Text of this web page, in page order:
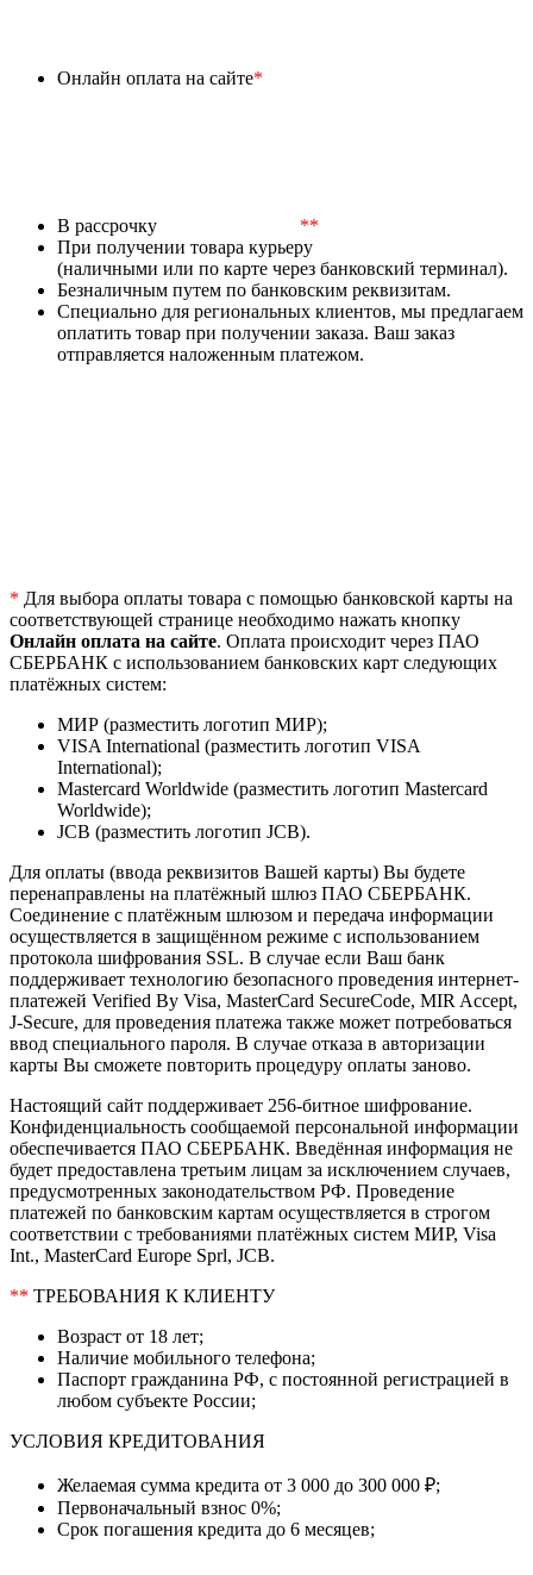
Онлайн оплата на сайте*
В рассрочку
**
При получении товара курьеру
(наличными или по карте через банковский терминал).
Безналичным путем по банковским реквизитам.
Специально для региональных клиентов, мы предлагаем
оплатить товар при получении заказа. Ваш заказ
отправляется наложенным платежом.
* Для выбора оплаты товара с помощью банковской карты на
соответствующей странице необходимо нажать кнопку
Онлайн оплата на сайте. Оплата происходит через ПАО
СБЕРБАНК с использованием банковских карт следующих
платёжных систем:
МИР (разместить логотип МИР);
VISA International (разместить логотип VISA
International);
Mastercard Worldwide (разместить логотип Mastercard
Worldwide);
JCB (разместить логотип JCB).
Для оплаты (ввода реквизитов Вашей карты) Вы будете
перенаправлены на платёжный шлюз ПАО СБЕРБАНК.
Соединение с платёжным шлюзом и передача информации
осуществляется в защищённом режиме с использованием
протокола шифрования SSL. В случае если Ваш банк
поддерживает технологию безопасного проведения интернет-
платежей Verified By Visa, MasterCard SecureCode, MIR Accept,
J-Secure, для проведения платежа также может потребоваться
ввод специального пароля. В случае отказа в авторизации
карты Вы сможете повторить процедуру оплаты заново.
Настоящий сайт поддерживает 256-битное шифрование.
Конфиденциальность сообщаемой персональной информации
обеспечивается ПАО СБЕРБАНК. Введённая информация не
будет предоставлена третьим лицам за исключением случаев,
предусмотренных законодательством РФ. Проведение
платежей по банковским картам осуществляется в строгом
соответствии с требованиями платёжных систем МИР, Visa
Int., MasterCard Europe Sprl, JCB.
** ТРЕБОВАНИЯ К КЛИЕНТУ
Возраст от 18 лет;
Наличие мобильного телефона;
Паспорт гражданина РФ, с постоянной регистрацией в
любом субъекте России;
УСЛОВИЯ КРЕДИТОВАНИЯ
Желаемая сумма кредита от 3 000 до 300 000 ₽;
Первоначальный взнос 0%;
Срок погашения кредита до 6 месяцев;